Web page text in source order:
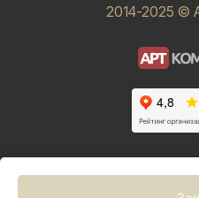
2014-2025 ©